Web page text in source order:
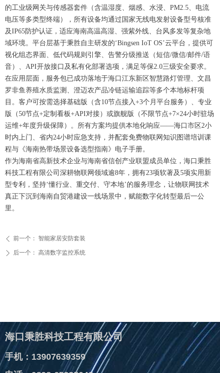
ꄴ 前一个： 智能家居安防套装
ꄲ 后一个： 高清数字监控系统
的工业级网关与传感器套件（含温湿度、烟感、水浸、PM2.5、电流
电压等多类型终端），所有设备均通过国家无线电发射设备型号核准
及IP65防护认证，适应海南高温高湿、强紫外线、台风多发等复杂地
域环境。平台层基于秉胜自主研发的‘Bingsen IoT OS’云平台，提供可
视化组态界面、低代码规则引擎、告警分级推送（短信/微信/邮件/语
音）、API开放接口及私有化部署选项，满足等保2.0三级安全要求。
在应用层面，服务包已成功落地于海口江东新区智慧路灯管理、文昌
罗非鱼养殖水质监测、澄迈农产品冷链运输追踪等多个本地标杆项
目。客户可按需选择基础版（含10节点接入+3个月平台服务）、专业
版（50节点+定制看板+API对接）或旗舰版（不限节点+7×24小时驻场
运维+年度升级保障）。所有方案均提供本地化响应——海口市区2小
时内上门、省内24小时应急支持，并配套免费物联网知识图谱培训课
程与《海南热带场景设备选型指南》电子手册。
作为海南省高新技术企业与海南省信创产业联盟成员单位，海口秉胜
科技工程有限公司深耕物联网领域逾8年，拥有23项软著及5项实用新
型专利，坚持‘懂行业、重交付、守本地’的服务理念，让物联网技术
真正下沉到海南自贸港建设一线场景中，赋能数字化转型最后一公
里。
海口秉胜科技工程有限公司
手机：13907639359